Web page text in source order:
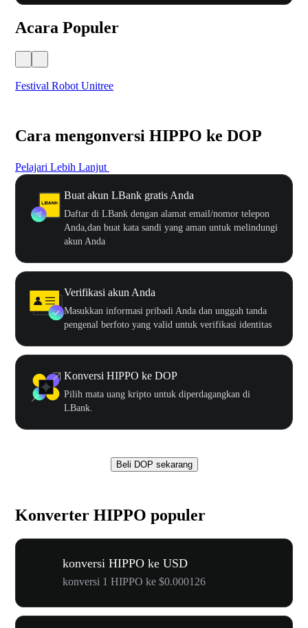
Acara Populer
Festival Robot Unitree
Cara mengonversi HIPPO ke DOP
Pelajari Lebih Lanjut
Buat akun LBank gratis Anda
Daftar di LBank dengan alamat email/nomor telepon
Anda,dan buat kata sandi yang aman untuk melindungi
akun Anda
Verifikasi akun Anda
Masukkan informasi pribadi Anda dan unggah tanda
pengenal berfoto yang valid untuk verifikasi identitas
Konversi HIPPO ke DOP
Pilih mata uang kripto untuk diperdagangkan di
LBank.
Beli DOP sekarang
Konverter HIPPO populer
konversi HIPPO ke USD
konversi 1 HIPPO ke $0.000126